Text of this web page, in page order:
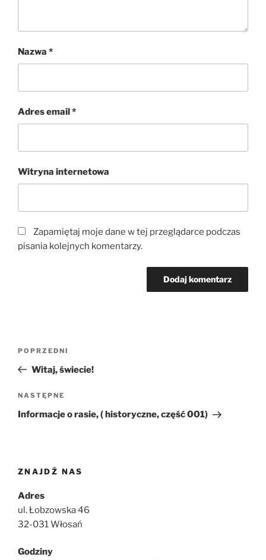
Nazwa *
Adres email*
Witryna internetowa
Zapamiętaj moje dane w tej przeglądarce podczas
pisania kolejnych komentarzy.
Poprzedni
wpis
POPRZEDNI
Witaj, świecie!
Następny
wpis
NASTĘPNE
Informacje o rasie, ( historyczne, część 001)
ZNAJDŹ NAS
Adres
ul. Łobzowska 46
32-031 Włosań
Godziny